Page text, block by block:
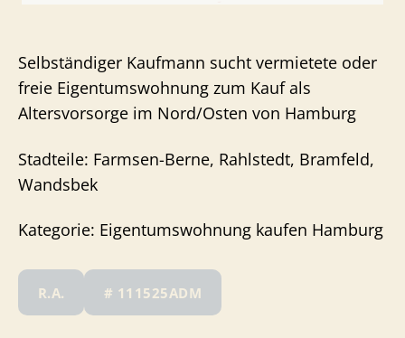
Selbständiger Kaufmann sucht vermietete oder
freie Eigentumswohnung zum Kauf als
Altersvorsorge im Nord/Osten von Hamburg
Stadteile: Farmsen-Berne, Rahlstedt, Bramfeld,
Wandsbek
Kategorie: Eigentumswohnung kaufen Hamburg
R.A. # 111525ADM